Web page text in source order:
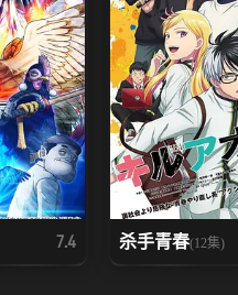
7.4 杀手青春(12集)